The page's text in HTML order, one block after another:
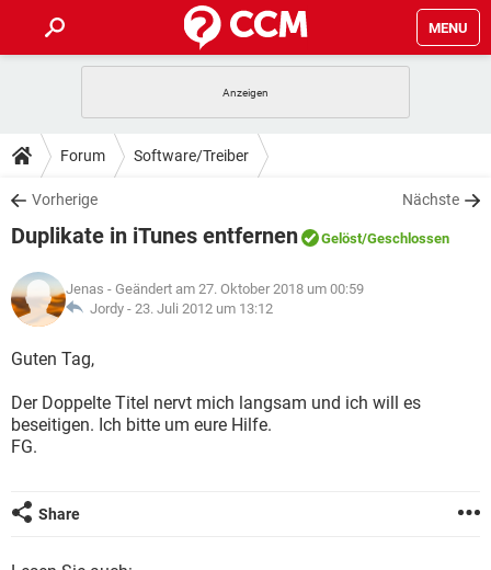
MENU
ANDROID IOS
WINDOWS 10
WHATSAPP TIKTOK
FACEBOOK
TIPPS & TRICKS
SPIELE
WHATSAPP TIKTOK
FACEBOOK
DOWNLOADS
SPIELE STREAMING
ANDROID
WINDOWS 10 INSTAGRAM
WHATSAPP
FORUM
SPIELE STREAMING
ANDROID
WINDOWS 10
WHATSAPP TIKTOK
FACEBOOK
LEXIKON
SPIELE
WINDOWS 10 INSTAGRAM
FACEBOOK
Forum Software/Treiber
Vorherige Nächste
Duplikate in iTunes entfernen Gelöst/Geschlossen
Jenas - Geändert am 27. Oktober 2018 um 00:59
Jordy - 23. Juli 2012 um 13:12
Guten Tag,
Der Doppelte Titel nervt mich langsam und ich will es
beseitigen. Ich bitte um eure Hilfe.
FG.
Share